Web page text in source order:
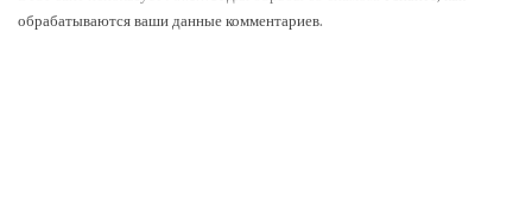
обрабатываются ваши данные комментариев.